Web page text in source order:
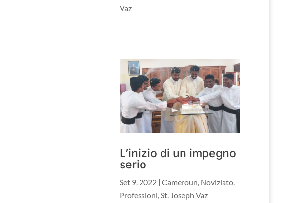
Vaz
L’inizio di un impegno
serio
Set 9, 2022 |Cameroun, Noviziato,
Professioni,St. Joseph Vaz